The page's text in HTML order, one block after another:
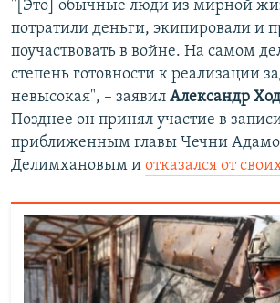
"[Это] обычные люди из мирной
потратили деньги, экипировали и
поучаствовать в войне. На самом
степень готовности к реализации
невысокая", – заявил Александр
Позднее он принял участие в
приближенным главы Чечни
Делимхановым и отказался от